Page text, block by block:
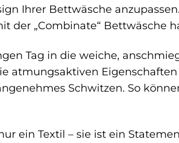
Ihrer Bettwäsche
der „Combinate“ Bettwäsche
Tag in die weiche,
atmungsaktiven
Schwitzen. So
ein Textil – sie ist ein